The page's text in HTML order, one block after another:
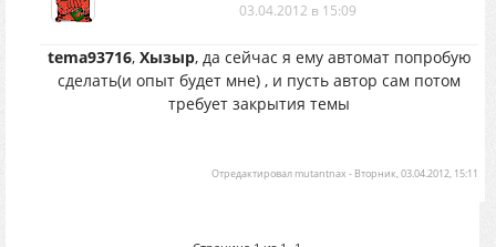
03.04.2012 в 15:09
tema93716, Хызыр, да сейчас я ему автомат попробую
сделать(и опыт будет мне) , и пусть автор сам потом
требует закрытия темы
Отредактировал mutantnax - Вторник, 03.04.2012, 15:11